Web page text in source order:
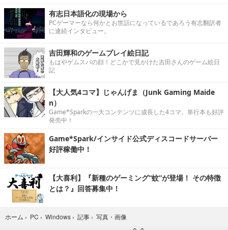
有志日本語化の現場から
PCゲーマーなら何かとお世話になっているであろう有志翻訳者
に連続インタビュー。
吉田輝和のゲームプレイ絵日記
もはやゲムスパの顔！どこかで見かけた吉田さんのゲーム絵日
記
【大人気4コマ】じゃんげま（Junk Gaming Maide
n）
Game*Sparkの一大コンテンツに成長した4コマ。単行本も好評
発売中！
Game*Spark/インサイド公式ディスコードサーバー
好評稼働中！
【大喜利】『新種のゲーミング“蚊”が登場！ その特徴
とは？』回答募集中！
ホーム › PC › Windows › 記事 › 写真・画像